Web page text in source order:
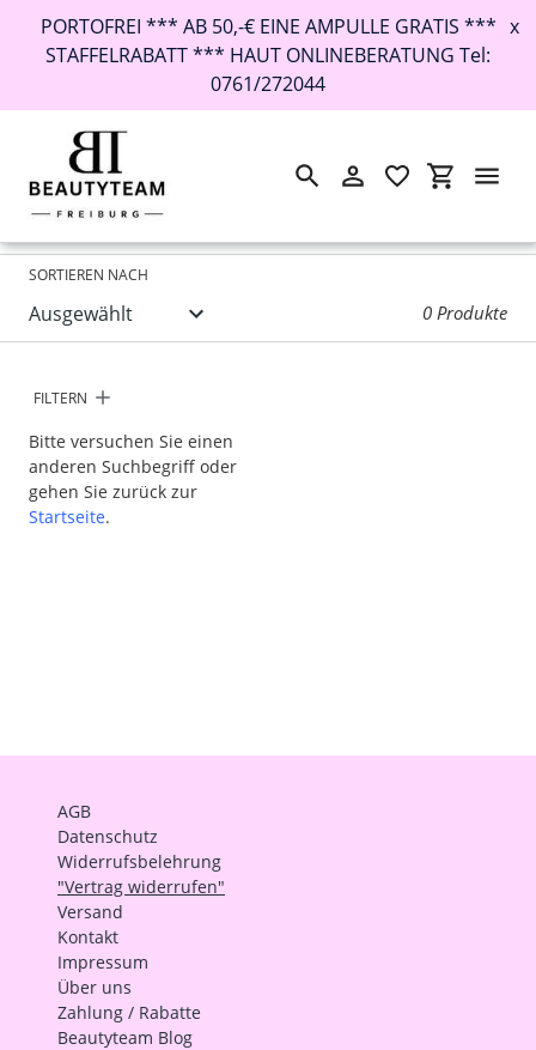
Direkt
Inhalt
PORTOFREI *** AB 50,-€ EINE AMPULLE GRATIS ***
STAFFELRABATT *** HAUT ONLINEBERATUNG Tel:
0761/272044
x
SuchenEinloggen
Startseite ›
SORTIEREN NACH
0 Produkte
FILTERN
Bitte versuchen Sie einen
anderen Suchbegriff oder
gehen Sie zurück zur
Startseite.
AGB
Datenschutz
Widerrufsbelehrung
"Vertrag widerrufen"
Versand
Kontakt
Impressum
Über uns
Zahlung / Rabatte
Beautyteam Blog